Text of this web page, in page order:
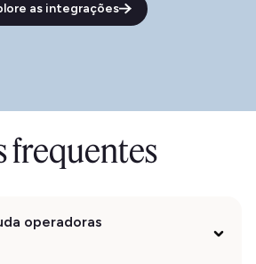
as integrações
frequentes
operadoras